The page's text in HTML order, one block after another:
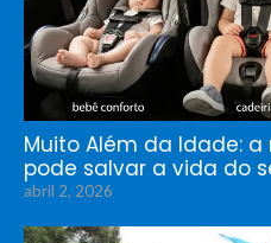
Muito Além da Idade: a
pode salvar a vida do
abril 2, 2026